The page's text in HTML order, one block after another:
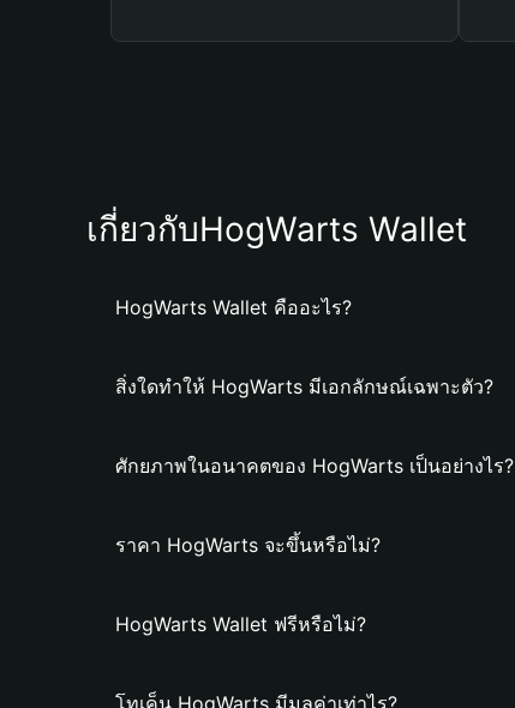
เกี่ยวกับHogWarts Wallet
HogWarts Wallet คืออะไร?
สิ่งใดทำให้ HogWarts มีเอกลักษณ์เฉพาะตัว?
ศักยภาพในอนาคตของ HogWarts เป็นอย่างไร?
ราคา HogWarts จะขึ้นหรือไม่?
HogWarts Wallet ฟรีหรือไม่?
โทเค็น HogWarts มีมูลค่าเท่าไร?